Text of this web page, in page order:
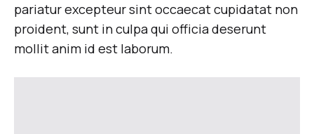
pariatur excepteur sint occaecat cupidatat non
proident, sunt in culpa qui officia deserunt
mollit anim id est laborum.